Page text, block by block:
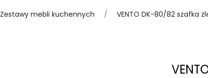
Zestawy mebli kuchennych VENTO DK-80/82 szafka